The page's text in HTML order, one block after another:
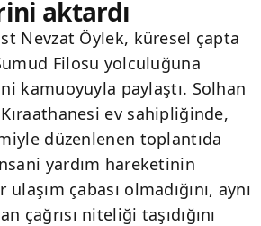
aktardı
Nevzat Öylek, küresel çapta
Filosu yolculuğuna
kamuoyuyla paylaştı. Solhan
ev sahipliğinde,
düzenlenen toplantıda
yardım hareketinin
çabası olmadığını, aynı
çağrısı niteliği taşıdığını